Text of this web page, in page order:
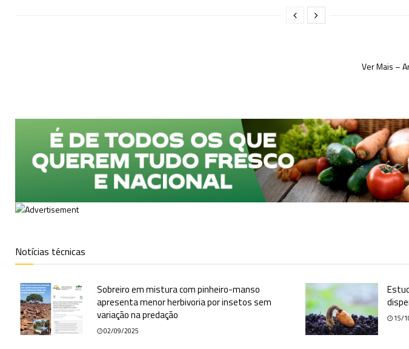
Ver Mais –
Notícias técnicas
Sobreiro em mistura com pinheiro-manso
apresenta menor herbivoria por insetos sem
variação na predação
02/09/2025
15/